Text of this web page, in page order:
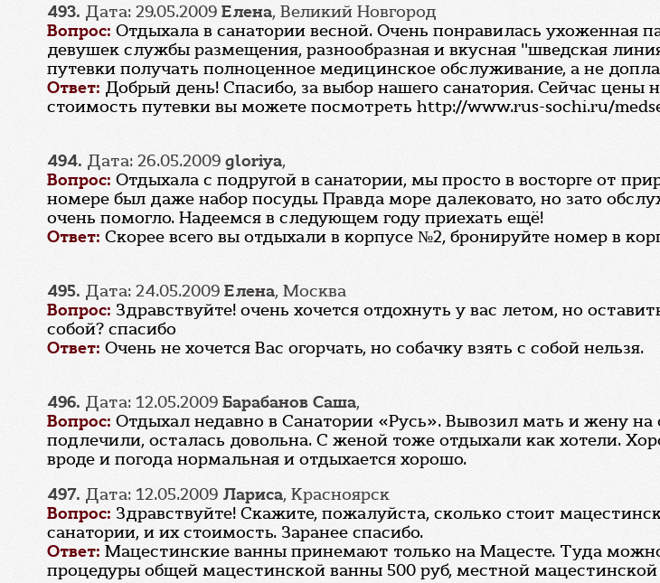
493. Дата: 29.05.2009 Елена, Великий Новгород
Вопрос: Отдыхала в санатории весной. Очень понравилась ухоженная
девушек службы размещения, разнообразная и вкусная "шведская
путевки получать полноценное медицинское обслуживание, а не
Ответ: Добрый день! Спасибо, за выбор нашего санатория. Сейчас цены
стоимость путевки вы можете посмотреть http://www.rus-sochi.ru/
494. Дата: 26.05.2009 gloriya,
Вопрос: Отдыхала с подругой в санатории, мы просто в восторге от
номере был даже набор посуды. Правда море далековато, но зато
очень помогло. Надеемся в следующем году приехать ещё!
Ответ: Скорее всего вы отдыхали в корпусе №2, бронируйте номер в
495. Дата: 24.05.2009 Елена, Москва
Вопрос: Здравствуйте! очень хочется отдохнуть у вас летом, но
собой? спасибо
Ответ: Очень не хочется Вас огорчать, но собачку взять с собой нельзя.
496. Дата: 12.05.2009 Барабанов Саша,
Вопрос: Отдыхал недавно в Санатории «Русь». Вывозил мать и жену
подлечили, осталась довольна. С женой тоже отдыхали как хотели.
вроде и погода нормальная и отдыхается хорошо.
497. Дата: 12.05.2009 Лариса, Красноярск
Вопрос: Здравствуйте! Скажите, пожалуйста, сколько стоит
санатории, и их стоимость. Заранее спасибо.
Ответ: Мацестинские ванны принемают только на Мацесте. Туда
процедуры общей мацестинской ванны 500 руб, местной